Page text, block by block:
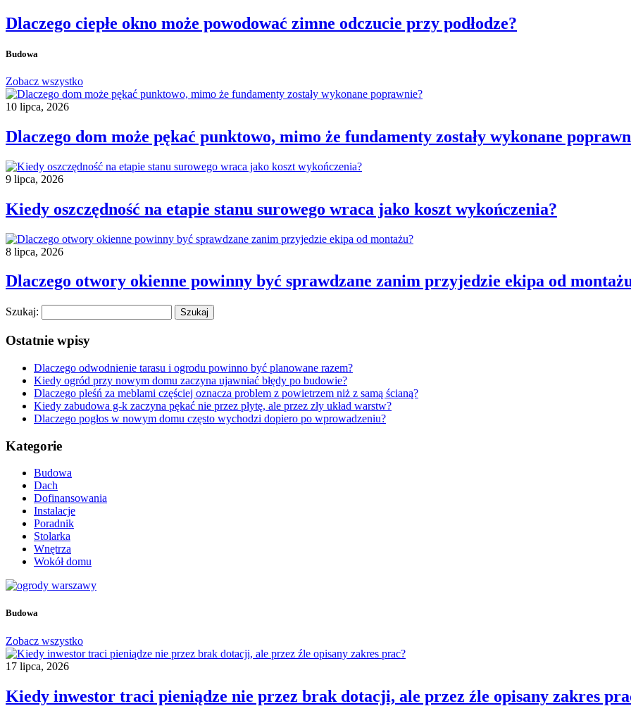
Dlaczego ciepłe okno może powodować zimne odczucie przy podłodze?
Budowa
Zobacz wszystko
10 lipca, 2026
Dlaczego dom może pękać punktowo, mimo że fundamenty zostały wykonane
9 lipca, 2026
Kiedy oszczędność na etapie stanu surowego wraca jako koszt wykończenia?
8 lipca, 2026
Dlaczego otwory okienne powinny być sprawdzane zanim przyjedzie ekipa od
Szukaj:
Ostatnie wpisy
Dlaczego odwodnienie tarasu i ogrodu powinno być planowane razem?
Kiedy ogród przy nowym domu zaczyna ujawniać błędy po budowie?
Dlaczego pleśń za meblami częściej oznacza problem z powietrzem niż z samą ścianą?
Kiedy zabudowa g-k zaczyna pękać nie przez płytę, ale przez zły układ warstw?
Dlaczego pogłos w nowym domu często wychodzi dopiero po wprowadzeniu?
Kategorie
Budowa
Dach
Dofinansowania
Instalacje
Poradnik
Stolarka
Wnętrza
Wokół domu
Budowa
Zobacz wszystko
17 lipca, 2026
Kiedy inwestor traci pieniądze nie przez brak dotacji, ale przez źle opisany zakres